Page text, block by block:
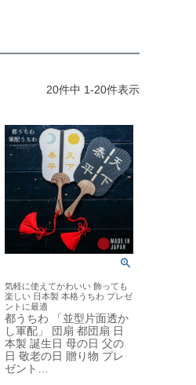
20件中 1-20件表示
気軽に使えてかわいい 飾っても
楽しい 日本製 本格うちわ プレゼ
ントに最適
都うちわ 「並型片面透か
し軍配」 団扇 都団扇 日
本製 誕生日 母の日 父の
日 敬老の日 贈り物 プレ
ゼント…